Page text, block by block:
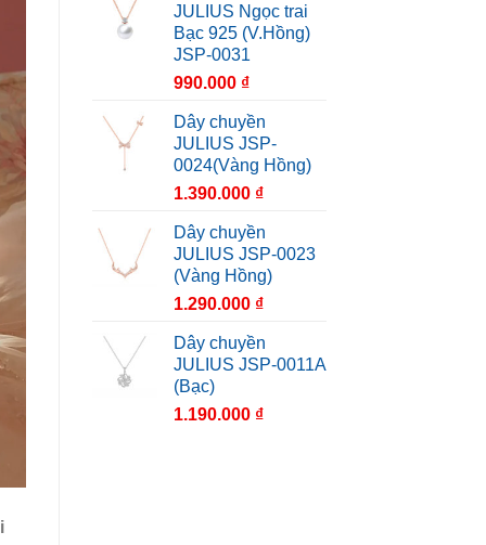
JULIUS Ngọc trai
Bạc 925 (V.Hồng)
JSP-0031
990.000 ₫
Dây chuyền
JULIUS JSP-
0024(Vàng Hồng)
1.390.000 ₫
Dây chuyền
JULIUS JSP-0023
(Vàng Hồng)
1.290.000 ₫
Dây chuyền
JULIUS JSP-0011A
(Bạc)
1.190.000 ₫